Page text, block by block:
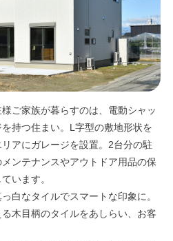
ご家族が暮らすのは、電動シャッ
持つ住まい。L字型の敷地形状を
アにガレージを設置。2台分の駐
ンテナンスやアウトドア用品の保
います。
白なタイルでスマートな印象に。
木目柄のタイルをあしらい、お客